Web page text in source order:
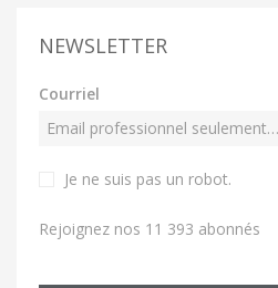
NEWSLETTER
Courriel
Je ne suis pas un robot.
Rejoignez nos 11 393 abonnés